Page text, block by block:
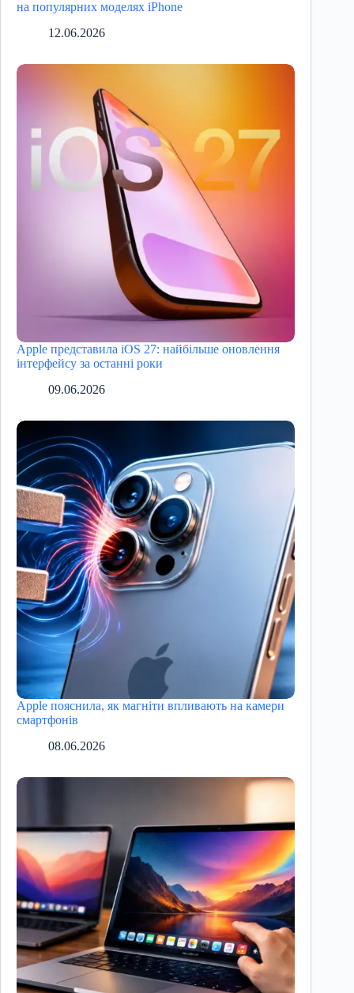
на популярних моделях iPhone
12.06.2026
Apple представила iOS 27: найбільше оновлення
інтерфейсу за останні роки
09.06.2026
Apple пояснила, як магніти впливають на камери
смартфонів
08.06.2026